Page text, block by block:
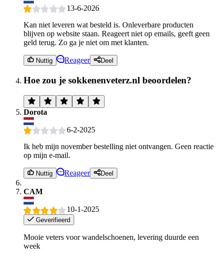
13-6-2026
Kan niet leveren wat besteld is. Onleverbare producten
blijven op website staan. Reageert niet op emails, geeft geen
geld terug. Zo ga je niet om met klanten.
Nuttig Reageer Deel
Hoe zou je sokkenenveterz.nl beoordelen?
Dorota
6-2-2025
Ik heb mijn november bestelling niet ontvangen. Geen reactie
op mijn e-mail.
Nuttig Reageer Deel
CAM
10-1-2025
Geverifieerd
Mooie veters voor wandelschoenen, levering duurde een
week